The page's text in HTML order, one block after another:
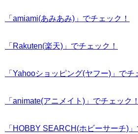
「amiami(あみあみ)」でチェック！
「Rakuten(楽天)」でチェック！
「Yahooショッピング(ヤフー)」でチ
「animate(アニメイト)」でチェック！
「HOBBY SEARCH(ホビーサーチ)」